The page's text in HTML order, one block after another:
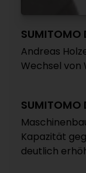
SUMITOMO
Andreas
Wechsel von
SUMITOMO
Kapazität
deutlich